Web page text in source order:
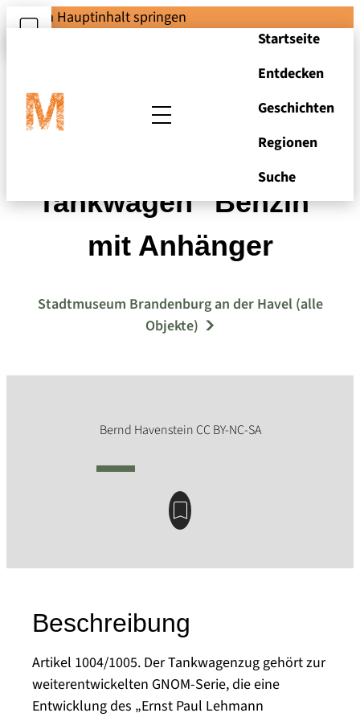
Zum Hauptinhalt springen
Startseite
Entdecken
Geschichten
Regionen
Suche
GNOM-Serie H3A:
Tankwagen "Benzin"
mit Anhänger
Stadtmuseum Brandenburg an der Havel (alle
Objekte)
Beschreibung
Artikel 1004/1005. Der Tankwagenzug gehört zur
weiterentwickelten GNOM-Serie, die eine
Entwicklung des „Ernst Paul Lehmann